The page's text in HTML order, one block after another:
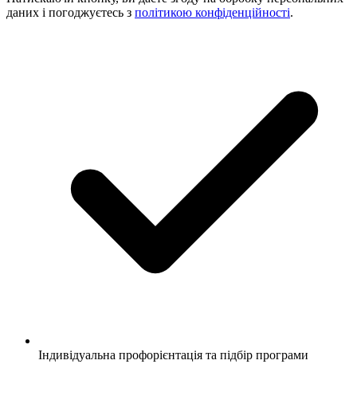
даних і погоджуєтесь з політикою конфіденційності.
Індивідуальна профорієнтація та підбір програми